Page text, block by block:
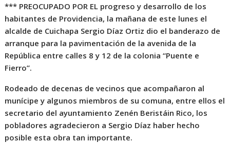
*** PREOCUPADO POR EL progreso y desarrollo de los
habitantes de Providencia, la mañana de este lunes el
alcalde de Cuichapa Sergio Díaz Ortiz dio el banderazo de
arranque para la pavimentación de la avenida de la
República entre calles 8 y 12 de la colonia “Puente e
Fierro”.
Rodeado de decenas de vecinos que acompañaron al
munícipe y algunos miembros de su comuna, entre ellos el
secretario del ayuntamiento Zenén Beristáin Rico, los
pobladores agradecieron a Sergio Díaz haber hecho
posible esta obra tan importante.